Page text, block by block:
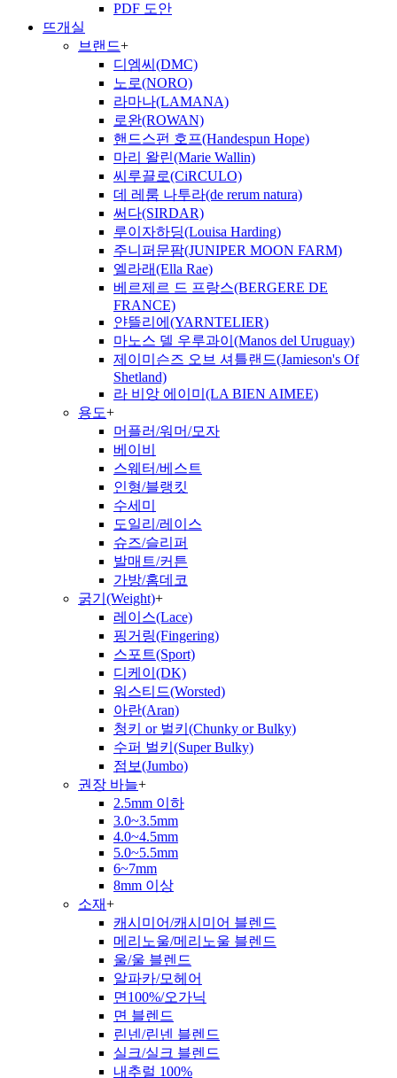
PDF 도안
뜨개실
브랜드+
디엠씨(DMC)
노로(NORO)
라마나(LAMANA)
로완(ROWAN)
핸드스펀 호프(Handespun Hope)
마리 왈린(Marie Wallin)
씨루끌로(CiRCULO)
데 레룸 나투라(de rerum natura)
써다(SIRDAR)
루이자하딩(Louisa Harding)
주니퍼문팜(JUNIPER MOON FARM)
엘라래(Ella Rae)
베르제르 드 프랑스(BERGERE DE
FRANCE)
얀뜰리에(YARNTELIER)
마노스 델 우루과이(Manos del Uruguay)
제이미슨즈 오브 셔틀랜드(Jamieson's Of
Shetland)
라 비앙 에이미(LA BIEN AIMEE)
용도+
머플러/워머/모자
베이비
스웨터/베스트
인형/블랭킷
수세미
도일리/레이스
슈즈/슬리퍼
발매트/커튼
가방/홈데코
굵기(Weight)+
레이스(Lace)
핑거링(Fingering)
스포트(Sport)
디케이(DK)
워스티드(Worsted)
아란(Aran)
청키 or 벌키(Chunky or Bulky)
수퍼 벌키(Super Bulky)
점보(Jumbo)
권장 바늘+
2.5mm 이하
3.0~3.5mm
4.0~4.5mm
5.0~5.5mm
6~7mm
8mm 이상
소재+
캐시미어/캐시미어 블렌드
메리노울/메리노울 블렌드
울/울 블렌드
알파카/모헤어
면100%/오가닉
면 블렌드
린넨/린넨 블렌드
실크/실크 블렌드
내추럴 100%